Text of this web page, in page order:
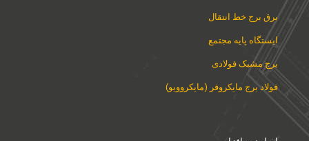
برق برج خط انتقال
ایستگاه پایه مجتمع
برج مشبک فولادی
فولاد برج مایکروفر (مایکروویو)